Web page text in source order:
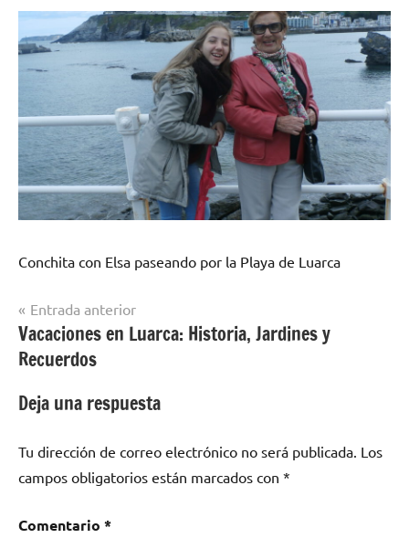
Conchita con Elsa paseando por la Playa de Luarca
Navegación
de
entradas
Entrada anterior
Vacaciones en Luarca: Historia, Jardines y
Recuerdos
Deja una respuesta
Tu dirección de correo electrónico no será publicada. Los
campos obligatorios están marcados con *
Comentario *